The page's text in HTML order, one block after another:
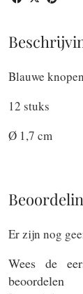
Blauwe knopen
12 stuks
Ø 1,7 cm
Er zijn nog
Wees de
beoordelen